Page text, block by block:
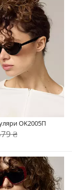
OK2005П
₴